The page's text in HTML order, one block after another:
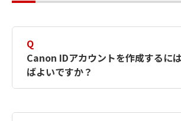
Q
Canon IDアカウントを作成するに
ばよいですか？